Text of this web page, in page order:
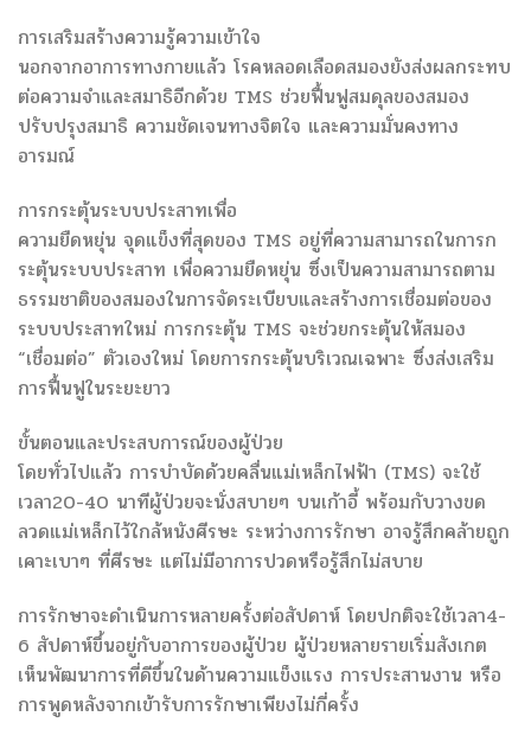
การเสริมสร้างความรู้ความเข้าใจ
นอกจากอาการทางกายแล้ว โรคหลอดเลือดสมองยังส่งผลกระทบ
ต่อความจำและสมาธิอีกด้วย TMS ช่วยฟื้นฟูสมดุลของสมอง
ปรับปรุงสมาธิ ความชัดเจนทางจิตใจ และความมั่นคงทาง
อารมณ์
การกระตุ้นระบบประสาทเพื่อ
ความยืดหยุ่น จุดแข็งที่สุดของ TMS อยู่ที่ความสามารถในการก
ระตุ้นระบบประสาท เพื่อความยืดหยุ่น ซึ่งเป็นความสามารถตาม
ธรรมชาติของสมองในการจัดระเบียบและสร้างการเชื่อมต่อของ
ระบบประสาทใหม่ การกระตุ้น TMS จะช่วยกระตุ้นให้สมอง
“เชื่อมต่อ” ตัวเองใหม่ โดยการกระตุ้นบริเวณเฉพาะ ซึ่งส่งเสริม
การฟื้นฟูในระยะยาว
ขั้นตอนและประสบการณ์ของผู้ป่วย
โดยทั่วไปแล้ว การบำบัดด้วยคลื่นแม่เหล็กไฟฟ้า (TMS) จะใช้
เวลา20-40 นาทีผู้ป่วยจะนั่งสบายๆ บนเก้าอี้ พร้อมกับวางขด
ลวดแม่เหล็กไว้ใกล้หนังศีรษะ ระหว่างการรักษา อาจรู้สึกคล้ายถูก
เคาะเบาๆ ที่ศีรษะ แต่ไม่มีอาการปวดหรือรู้สึกไม่สบาย
การรักษาจะดำเนินการหลายครั้งต่อสัปดาห์ โดยปกติจะใช้เวลา4-
6 สัปดาห์ขึ้นอยู่กับอาการของผู้ป่วย ผู้ป่วยหลายรายเริ่มสังเกต
เห็นพัฒนาการที่ดีขึ้นในด้านความแข็งแรง การประสานงาน หรือ
การพูดหลังจากเข้ารับการรักษาเพียงไม่กี่ครั้ง